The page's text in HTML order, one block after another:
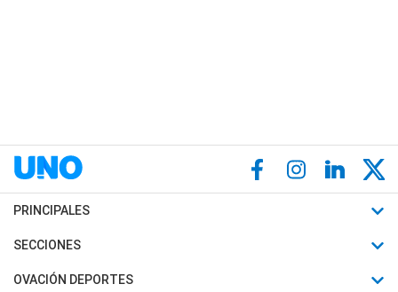
PRINCIPALES
Últimas Noticias
Política
SECCIONES
Horóscopo
OVACIÓN DEPORTES